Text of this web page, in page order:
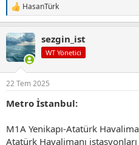
T
e
k
i
l
:
HasanTürk
sezgin_ist
WT Yönetici
22 Tem 2025
Metro İstanbul:
M1A Yenikapı-Atatürk
Atatürk Havalimanı istasyonları